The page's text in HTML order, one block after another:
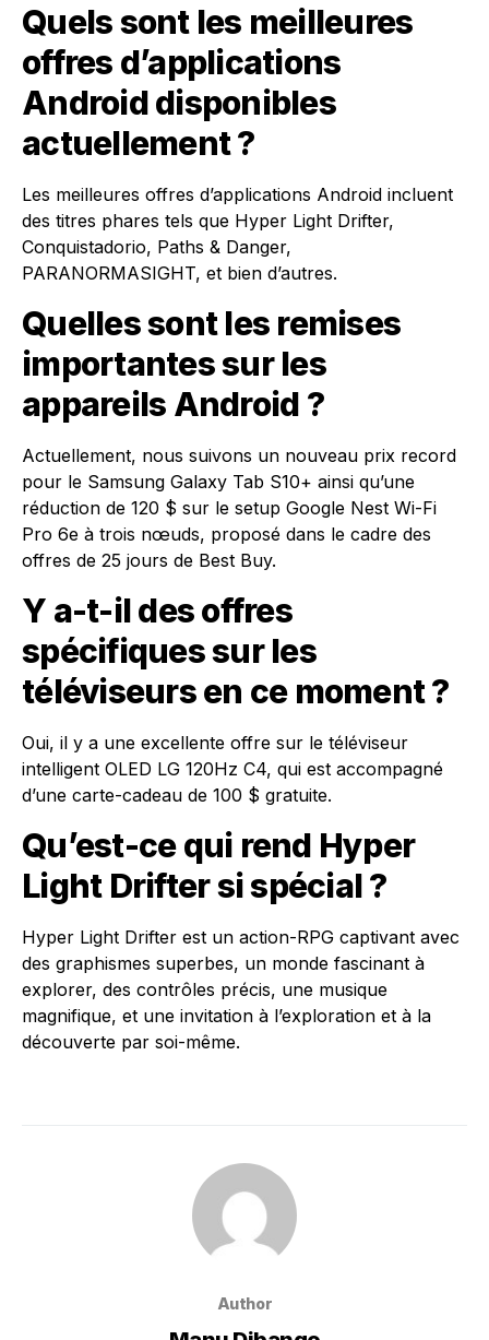
Quels sont les meilleures
offres d’applications
Android disponibles
actuellement ?
Les meilleures offres d’applications Android incluent
des titres phares tels que Hyper Light Drifter,
Conquistadorio, Paths & Danger,
PARANORMASIGHT, et bien d’autres.
Quelles sont les remises
importantes sur les
appareils Android ?
Actuellement, nous suivons un nouveau prix record
pour le Samsung Galaxy Tab S10+ ainsi qu’une
réduction de 120 $ sur le setup Google Nest Wi-Fi
Pro 6e à trois nœuds, proposé dans le cadre des
offres de 25 jours de Best Buy.
Y a-t-il des offres
spécifiques sur les
téléviseurs en ce moment ?
Oui, il y a une excellente offre sur le téléviseur
intelligent OLED LG 120Hz C4, qui est accompagné
d’une carte-cadeau de 100 $ gratuite.
Qu’est-ce qui rend Hyper
Light Drifter si spécial ?
Hyper Light Drifter est un action-RPG captivant avec
des graphismes superbes, un monde fascinant à
explorer, des contrôles précis, une musique
magnifique, et une invitation à l’exploration et à la
découverte par soi-même.
Author